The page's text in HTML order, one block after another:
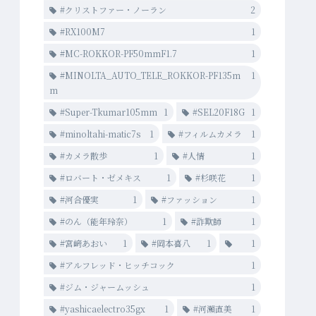
#クリストファー・ノーラン
2
#RX100M7
1
#MC-ROKKOR-PF50mmF1.7
1
#MINOLTA_AUTO_TELE_ROKKOR-PF135m
m
1
#Super-Tkumar105mm 1 #SEL20F18G
1
#minoltahi-matic7s
1 #フィルムカメラ
1
#カメラ散歩
1 #人情
1
#ロバート・ゼメキス
1 #杉咲花
1
#河合優実
1 #ファッション
1
#のん（能年玲奈）
1 #詐欺師
1
#宮﨑あおい
1 #岡本喜八 1
1
#アルフレッド・ヒッチコック
1
#ジム・ジャームッシュ
1
#yashicaelectro35gx
1 #河瀨直美
1